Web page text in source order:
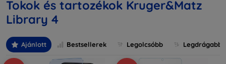
Tokok és tartozékok Kruger&Matz
Library 4
Ajánlott Bestsellerek Legolcsóbb Legdrágabb